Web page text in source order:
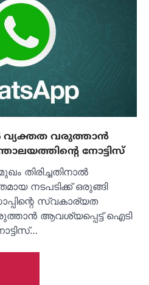
വ്യക്തത വരുത്താന്‍
നോട്ടിസ്
തിരിച്ചതിനാല്‍
നടപടിക്ക് ഒരുങ്ങി
സ്വകാര്യത
ആവശ്യപ്പെട്ട് ഐടി